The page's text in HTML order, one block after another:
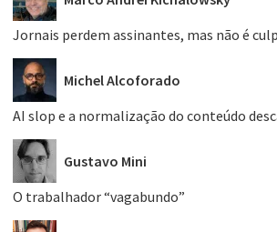
Jornais perdem assinantes, mas não é
Michel Alcoforado
AI slop e a normalização do conteúdo
Gustavo Mini
O trabalhador “vagabundo”